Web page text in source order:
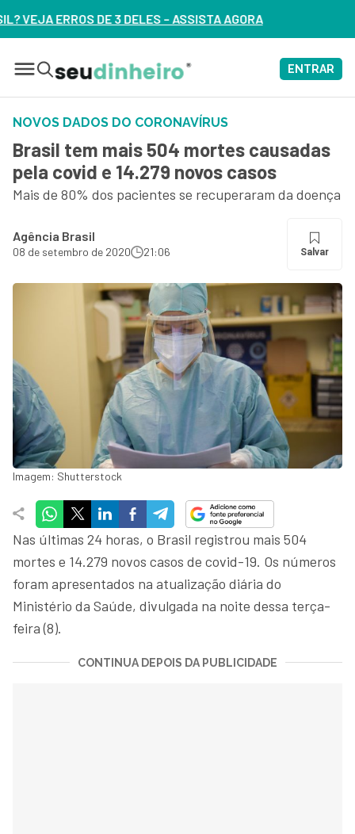
– ASSISTA AGORA
ENTRAR
NOVOS DADOS DO CORONAVÍRUS
Brasil tem mais 504 mortes causadas
pela covid e 14.279 novos casos
Mais de 80% dos pacientes se recuperaram da doença
Agência Brasil
08 de setembro de 2020 21:06 Salvar
Imagem: Shutterstock
Nas últimas 24 horas, o Brasil registrou mais 504
mortes e 14.279 novos casos de covid-19. Os números
foram apresentados na atualização diária do
Ministério da Saúde, divulgada na noite dessa terça-
feira (8).
CONTINUA DEPOIS DA PUBLICIDADE